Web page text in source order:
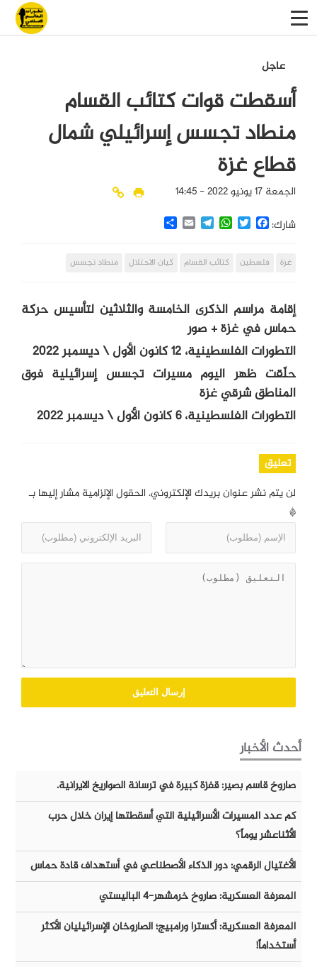
عاجل
أسقطت قوات كتائب القسام
منطاد تجسس إسرائيلي شمال
قطاع غزة
الجمعة 17 يونيو 2022 - 14:45
شارك:
Facebook
Twitter
WhatsApp
Telegram
Email
Share
غزة فلسطين كتائب القسام كيان الاحتلال منطاد تجسس
إقامة مراسم الذكرى الخامسة والثلاثين لتأسيس حركة
حماس في غزة + صور
التطورات الفلسطينية، 12 كانون الأول \ ديسمبر 2022
حلّقت ظهر اليوم مسيرات تجسس إسرائيلية فوق
المناطق شرقي غزة
التطورات الفلسطينية، 6 كانون الأول \ ديسمبر 2022
تعليق
لن يتم نشر عنوان بريدك الإلكتروني. الحقول الإلزامية مشار إليها بـ
*
أحدث الأخبار
صاروخ قاسم بصير: قفزة كبيرة في ترسانة الصواريخ الايرانية.
كم عدد المسيرات الأسرائيلية التي أسقطتها إيران خلال حرب
الأثناعشر يوماً؟
الأغتيال الرقمي: دور الذكاء الأصطناعي في أستهداف قادة حماس
المعرفة العسكرية: صاروخ خرمشهر-٤ الباليستي
المعرفة العسكرية: أكسترا ورامبيج؛ الصاروخان الإسرائيليان الأكثر
أستخداماً!